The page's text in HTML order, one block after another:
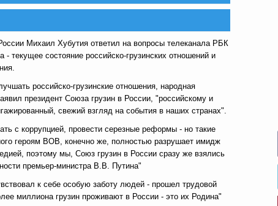
Михаил Хубутия ответил на вопросы телеканала РБК
текущее состояние российско-грузинских отношений и
российско-грузинские отношения, народная
президент Союза грузин в России, "российскому и
свежий взгляд на события в наших странах".
с коррупцией, провести серезные реформы - но такие
героям ВОВ, конечно же, полностью разрушает имидж
поэтому мы, Союз грузин в России сразу же взялись
премьер-министра В.В. Путина"
к себе особую заботу людей - прошел трудовой
миллиона грузин проживают в России - это их Родина"